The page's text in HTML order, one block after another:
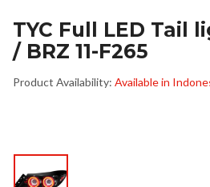
TYC Full LED Tail
/ BRZ 11-F265
Product Availability: Available in